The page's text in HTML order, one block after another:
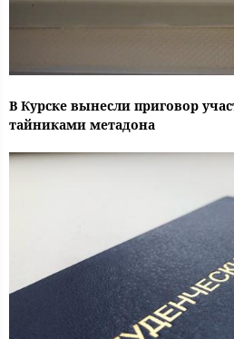
В Курске вынесли приговор
тайниками метадона